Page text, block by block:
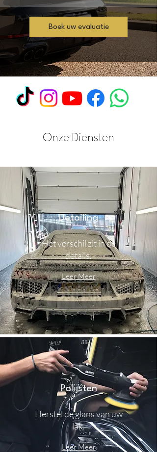
Boek uw evaluatie
Onze Diensten
Detailing
Het verschil zit in de
details.
Leer Meer
Polijsten
Herstel de glans van uw
lak.
Leer Meer